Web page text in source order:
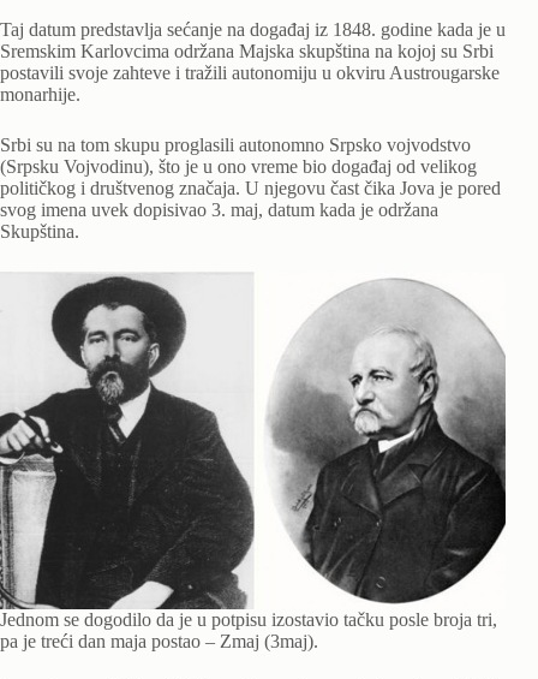
Taj datum predstavlja sećanje na događaj iz 1848. godine kada je u
Sremskim Karlovcima održana Majska skupština na kojoj su Srbi
postavili svoje zahteve i tražili autonomiju u okviru Austrougarske
monarhije.
Srbi su na tom skupu proglasili autonomno Srpsko vojvodstvo
(Srpsku Vojvodinu), što je u ono vreme bio događaj od velikog
političkog i društvenog značaja. U njegovu čast čika Jova je pored
svog imena uvek dopisivao 3. maj, datum kada je održana
Skupština.
Jednom se dogodilo da je u potpisu izostavio tačku posle broja tri,
pa je treći dan maja postao – Zmaj (3maj).